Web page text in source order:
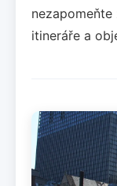
itineráře a